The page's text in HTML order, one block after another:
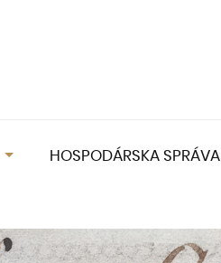
HOSPODÁRSKA SPRÁVA